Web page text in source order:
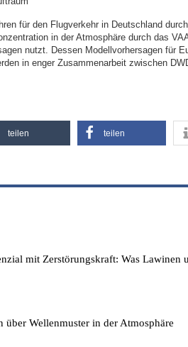
für den Flugverkehr in Deutschland
in der Atmosphäre durch das
nutzt. Dessen Modellvorhersagen für
in enger Zusammenarbeit zwischen
teilen teilen
mit Zerstörungskraft: Was Lawinen
über Wellenmuster in der Atmosphäre